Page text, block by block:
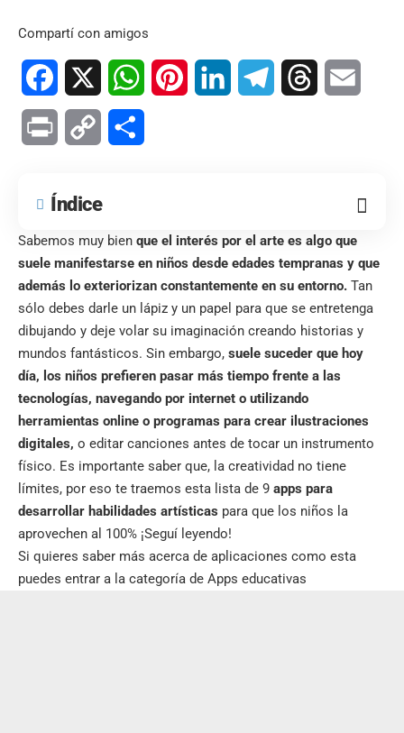
Compartí con amigos
Facebook WhatsAppPinterest LinkedIn TelegramThreads
Print Copy
Índice
Sabemos muy bien que el interés por el arte es algo que
suele manifestarse en niños desde edades tempranas y que
además lo exteriorizan constantemente en su entorno. Tan
sólo debes darle un lápiz y un papel para que se entretenga
dibujando y deje volar su imaginación creando historias y
mundos fantásticos. Sin embargo, suele suceder que hoy
día, los niños prefieren pasar más tiempo frente a las
tecnologías, navegando por internet o utilizando
herramientas online o programas para crear ilustraciones
digitales, o editar canciones antes de tocar un instrumento
físico. Es importante saber que, la creatividad no tiene
límites, por eso te traemos esta lista de 9 apps para
desarrollar habilidades artísticas para que los niños la
aprovechen al 100% ¡Seguí leyendo!
Si quieres saber más acerca de aplicaciones como esta
puedes entrar a la categoría de Apps educativas